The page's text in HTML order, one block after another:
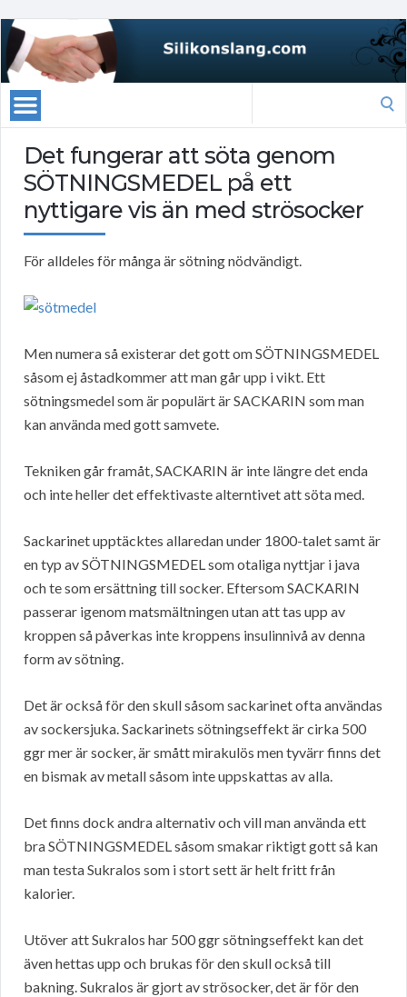
Det fungerar att söta genom
SÖTNINGSMEDEL på ett
nyttigare vis än med strösocker
För alldeles för många är sötning nödvändigt.
Men numera så existerar det gott om SÖTNINGSMEDEL
såsom ej åstadkommer att man går upp i vikt. Ett
sötningsmedel som är populärt är SACKARIN som man
kan använda med gott samvete.
Tekniken går framåt, SACKARIN är inte längre det enda
och inte heller det effektivaste alterntivet att söta med.
Sackarinet upptäcktes allaredan under 1800-talet samt är
en typ av SÖTNINGSMEDEL som otaliga nyttjar i java
och te som ersättning till socker. Eftersom SACKARIN
passerar igenom matsmältningen utan att tas upp av
kroppen så påverkas inte kroppens insulinnivå av denna
form av sötning.
Det är också för den skull såsom sackarinet ofta användas
av sockersjuka. Sackarinets sötningseffekt är cirka 500
ggr mer är socker, är smått mirakulös men tyvärr finns det
en bismak av metall såsom inte uppskattas av alla.
Det finns dock andra alternativ och vill man använda ett
bra SÖTNINGSMEDEL såsom smakar riktigt gott så kan
man testa Sukralos som i stort sett är helt fritt från
kalorier.
Utöver att Sukralos har 500 ggr sötningseffekt kan det
även hettas upp och brukas för den skull också till
bakning. Sukralos är gjort av strösocker, det är för den